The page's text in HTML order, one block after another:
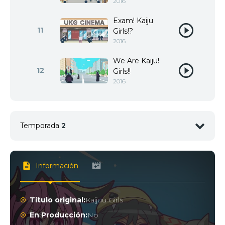
11
Exam! Kaiju
Girls!?
2016
12
We Are Kaiju!
Girls!!
2016
Temporada 2
<img src="//image.tmdb.org/t/p/w92/
2 <img src="//image.tmdb.org/t/p/w92/
Información
Título original:Kaijuu Girls
En Producción:No